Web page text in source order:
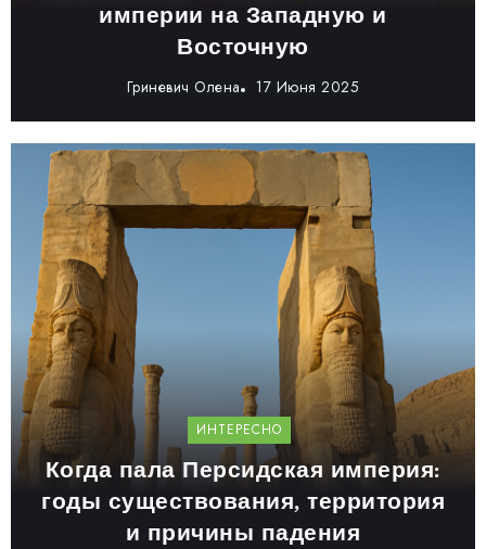
империи на Западную и
Восточную
Гриневич Олена 17 Июня 2025
ИНТЕРЕСНО
Когда пала Персидская империя:
годы существования, территория
и причины падения